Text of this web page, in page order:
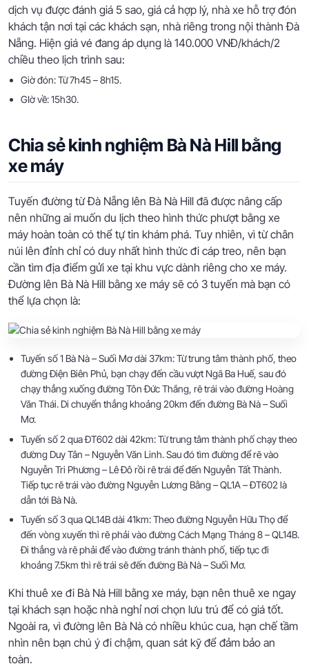
dịch vụ được đánh giá 5 sao, giá cả hợp lý, nhà xe hỗ trợ đón
khách tận nơi tại các khách sạn, nhà riêng trong nội thành Đà
Nẵng. Hiện giá vé đang áp dụng là 140.000 VNĐ/khách/2
chiều theo lịch trình sau:
Giờ đón: Từ 7h45 – 8h15.
GIờ về: 15h30.
Chia sẻ kinh nghiệm Bà Nà Hill bằng
xe máy
Tuyến đường từ Đà Nẵng lên Bà Nà Hill đã được nâng cấp
nên những ai muốn du lịch theo hình thức phượt bằng xe
máy hoàn toàn có thể tự tin khám phá. Tuy nhiên, vì từ chân
núi lên đỉnh chỉ có duy nhất hình thức đi cáp treo, nên bạn
cần tìm địa điểm gửi xe tại khu vực dành riêng cho xe máy.
Đường lên Bà Nà Hill bằng xe máy sẽ có 3 tuyến mà bạn có
thể lựa chọn là:
Tuyến số 1 Bà Nà – Suối Mơ dài 37km: Từ trung tâm thành phố, theo
đường Điện Biên Phủ, bạn chạy đến cầu vượt Ngã Ba Huế, sau đó
chạy thẳng xuống đường Tôn Đức Thắng, rẽ trái vào đường Hoàng
Văn Thái. Di chuyển thẳng khoảng 20km đến đường Bà Nà – Suối
Mơ.
Tuyến số 2 qua ĐT602 dài 42km: Từ trung tâm thành phố chạy theo
đường Duy Tân – Nguyễn Văn Linh. Sau đó tìm đường để rẽ vào
Nguyễn Tri Phương – Lê Đô rồi rẽ trái để đến Nguyễn Tất Thành.
Tiếp tục rẽ trái vào đường Nguyễn Lương Bằng – QL1A – ĐT602 là
dẫn tới Bà Nà.
Tuyến số 3 qua QL14B dài 41km: Theo đường Nguyễn Hữu Thọ để
đến vòng xuyến thì rẽ phải vào đường Cách Mạng Tháng 8 – QL14B.
Đi thẳng và rẽ phải để vào đường tránh thành phố, tiếp tục đi
khoảng 7.5km thì rẽ trái sẽ đến đường Bà Nà – Suối Mơ.
Khi thuê xe đi Bà Nà Hill bằng xe máy, bạn nên thuê xe ngay
tại khách sạn hoặc nhà nghỉ nơi chọn lưu trú để có giá tốt.
Ngoài ra, vì đường lên Bà Nà có nhiều khúc cua, hạn chế tầm
nhìn nên bạn chú ý đi chậm, quan sát kỹ để đảm bảo an
toàn.